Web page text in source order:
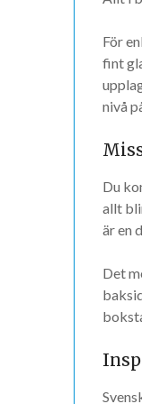
För
fint
nivå
Du
allt
är en
Det